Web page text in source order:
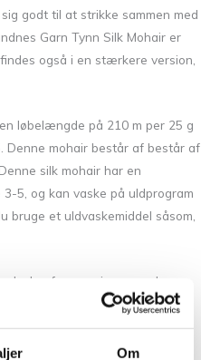
Om
godt til at strikke sammen med
Garn Tynn Silk Mohair er
også i en stærkere version,
løbelængde på 210 m per 25 g
Denne mohair består af består af
silk mohair har en
5, og kan vaske på uldprogram
bruge et uldvaskemiddel såsom,
af garner i mange skønne
og mærke garnet mellem
Christian Winthers Vej. Vi
vejledning så du er på sikker